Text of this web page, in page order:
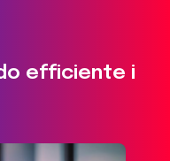
efficiente i